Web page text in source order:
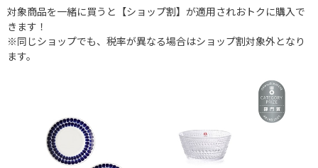
対象商品を一緒に買うと【ショップ割】が適用されおトクに購入で
きます！
※同じショップでも、税率が異なる場合はショップ割対象外となり
ます。